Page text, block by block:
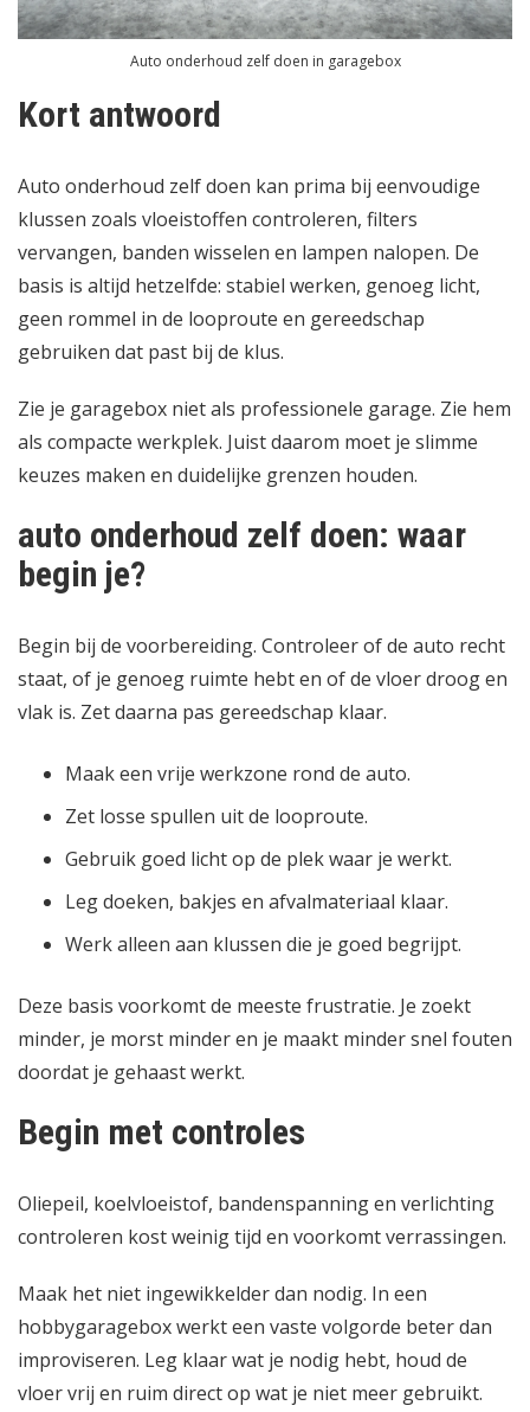
Auto onderhoud zelf doen in garagebox
Kort antwoord
Auto onderhoud zelf doen kan prima bij eenvoudige
klussen zoals vloeistoffen controleren, filters
vervangen, banden wisselen en lampen nalopen. De
basis is altijd hetzelfde: stabiel werken, genoeg licht,
geen rommel in de looproute en gereedschap
gebruiken dat past bij de klus.
Zie je garagebox niet als professionele garage. Zie hem
als compacte werkplek. Juist daarom moet je slimme
keuzes maken en duidelijke grenzen houden.
auto onderhoud zelf doen: waar
begin je?
Begin bij de voorbereiding. Controleer of de auto recht
staat, of je genoeg ruimte hebt en of de vloer droog en
vlak is. Zet daarna pas gereedschap klaar.
Maak een vrije werkzone rond de auto.
Zet losse spullen uit de looproute.
Gebruik goed licht op de plek waar je werkt.
Leg doeken, bakjes en afvalmateriaal klaar.
Werk alleen aan klussen die je goed begrijpt.
Deze basis voorkomt de meeste frustratie. Je zoekt
minder, je morst minder en je maakt minder snel fouten
doordat je gehaast werkt.
Begin met controles
Oliepeil, koelvloeistof, bandenspanning en verlichting
controleren kost weinig tijd en voorkomt verrassingen.
Maak het niet ingewikkelder dan nodig. In een
hobbygaragebox werkt een vaste volgorde beter dan
improviseren. Leg klaar wat je nodig hebt, houd de
vloer vrij en ruim direct op wat je niet meer gebruikt.